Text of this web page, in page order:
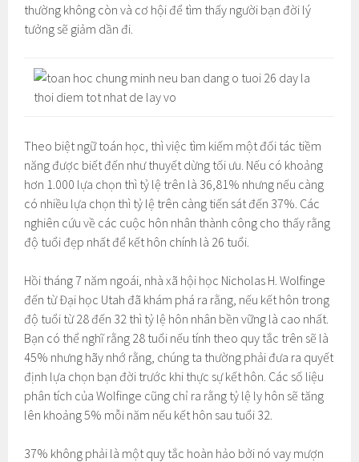
thường không còn và cơ hội để tìm thấy người bạn đời lý
tưởng sẽ giảm dần đi.
Theo biệt ngữ toán học, thì việc tìm kiếm một đối tác tiềm
năng được biết đến như thuyết dừng tối ưu. Nếu có khoảng
hơn 1.000 lựa chọn thì tỷ lệ trên là 36,81% nhưng nếu càng
có nhiều lựa chọn thì tỷ lệ trên càng tiến sát đến 37%. Các
nghiên cứu về các cuộc hôn nhân thành công cho thấy rằng
độ tuổi đẹp nhất để kết hôn chính là 26 tuổi.
Hồi tháng 7 năm ngoái, nhà xã hội học Nicholas H. Wolfinge
đến từ Đại học Utah đã khám phá ra rằng, nếu kết hôn trong
độ tuổi từ 28 đến 32 thì tỷ lệ hôn nhân bền vững là cao nhất.
Bạn có thể nghĩ rằng 28 tuổi nếu tính theo quy tắc trên sẽ là
45% nhưng hãy nhớ rằng, chúng ta thường phải đưa ra quyết
định lựa chọn bạn đời trước khi thực sự kết hôn. Các số liệu
phân tích của Wolfinge cũng chỉ ra rằng tỷ lệ ly hôn sẽ tăng
lên khoảng 5% mỗi năm nếu kết hôn sau tuổi 32.
37% không phải là một quy tắc hoàn hảo bởi nó vay mượn